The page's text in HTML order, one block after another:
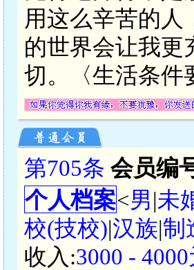
用这么辛苦的人
的世界会让我更
切。〈生活条件
第705条 会员编
个人档案<男|未
校(技校)|汉族|制
收入:3000 -